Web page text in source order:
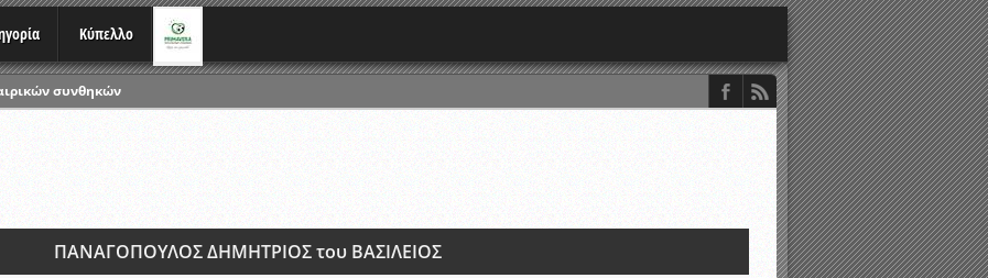
Κύπελλο
συνθηκών
γραπτών εξετάσεων και αγωνιστικών δοκιμασιών διαιτητών και παρατηρητών ΕΠΣΑ
ΠΑΝΑΓΟΠΟΥΛΟΣ ΔΗΜΗΤΡΙΟΣ του ΒΑΣΙΛΕΙΟΣ